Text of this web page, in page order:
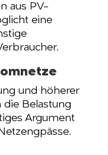
aus PV-
eine
und höherer
die Belastung
Argument